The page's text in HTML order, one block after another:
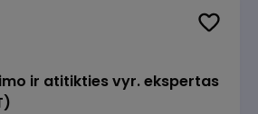
ir atitikties vyr. ekspertas